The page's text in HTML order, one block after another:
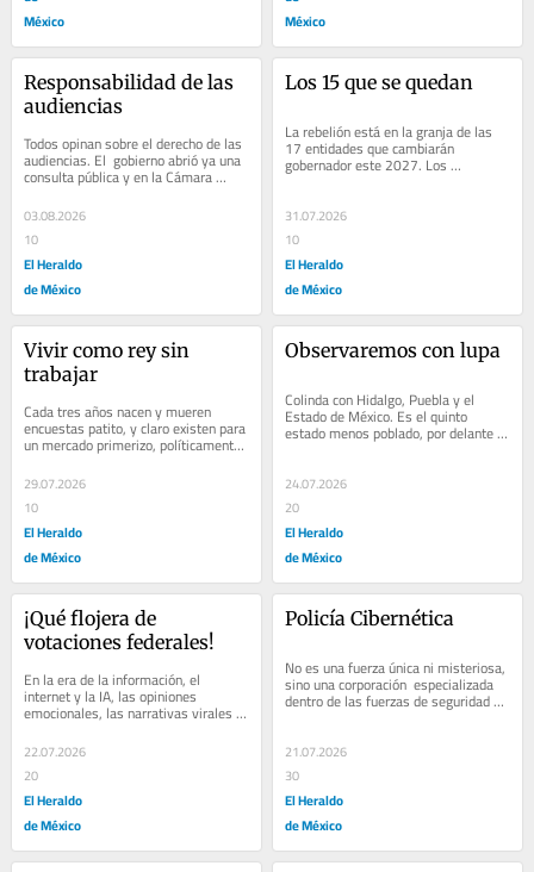
México
México
Responsabilidad de las
audiencias
Todos opinan sobre el derecho de las
audiencias. El  gobierno abrió ya una
consulta pública y en la Cámara
Nacional de la Industria de la Radio
y...
03.08.2026
10
El Heraldo
de México
Los 15 que se quedan
La rebelión está en la granja de las
17 entidades que cambiarán
gobernador este 2027. Los
mandatarios salientes quieren meter
31.07.2026
10
El Heraldo
de México
Vivir como rey sin
trabajar
Cada tres años nacen y mueren
encuestas patito, y claro existen para
un mercado primerizo, políticamente
muy mal preparado, y porque
suponen que...
29.07.2026
10
El Heraldo
de México
Observaremos con lupa
Colinda con Hidalgo, Puebla y el
Estado de México. Es el quinto
estado menos poblado, por delante
de Nayarit, Campeche, Baja
24.07.2026
20
El Heraldo
de México
¡Qué flojera de
votaciones federales!
En la era de la información, el
internet y la IA, las opiniones
emocionales, las narrativas virales y
las fake news, ganan terreno frente a
quien sí...
22.07.2026
20
El Heraldo
de México
Policía Cibernética
No es una fuerza única ni misteriosa,
sino una corporación  especializada
dentro de las fuerzas de seguridad
encargadas de prevenir, investigar
21.07.2026
30
El Heraldo
de México